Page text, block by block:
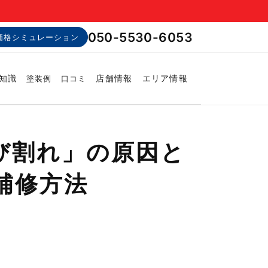
格シミュレーション 050-5530-6053
識 塗装例 口コミ 店舗情報 エリア情報
割れ」の原因と
修方法